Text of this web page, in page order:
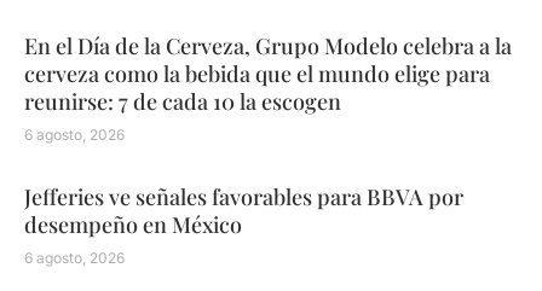
En el Día de la Cerveza, Grupo Modelo celebra a la
cerveza como la bebida que el mundo elige para
reunirse: 7 de cada 10 la escogen
6 agosto, 2026
Jefferies ve señales favorables para BBVA por
desempeño en México
6 agosto, 2026